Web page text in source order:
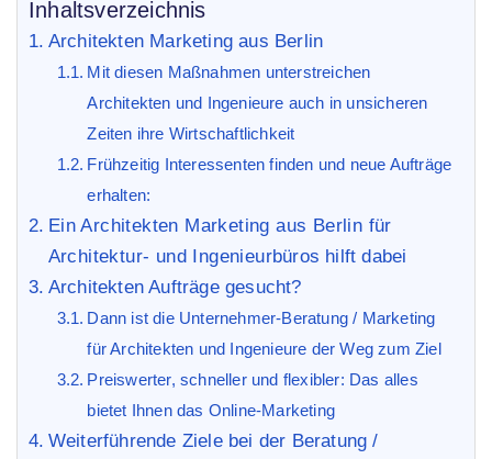
Inhaltsverzeichnis
Architekten Marketing aus Berlin
Mit diesen Maßnahmen unterstreichen
Architekten und Ingenieure auch in unsicheren
Zeiten ihre Wirtschaftlichkeit
Frühzeitig Interessenten finden und neue Aufträge
erhalten:
Ein Architekten Marketing aus Berlin für
Architektur- und Ingenieurbüros hilft dabei
Architekten Aufträge gesucht?
Dann ist die Unternehmer-Beratung / Marketing
für Architekten und Ingenieure der Weg zum Ziel
Preiswerter, schneller und flexibler: Das alles
bietet Ihnen das Online-Marketing
Weiterführende Ziele bei der Beratung /